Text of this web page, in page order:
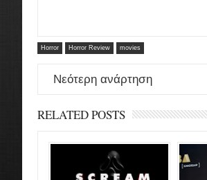
Horror Horror Review movies
Νεότερη ανάρτηση
RELATED POSTS